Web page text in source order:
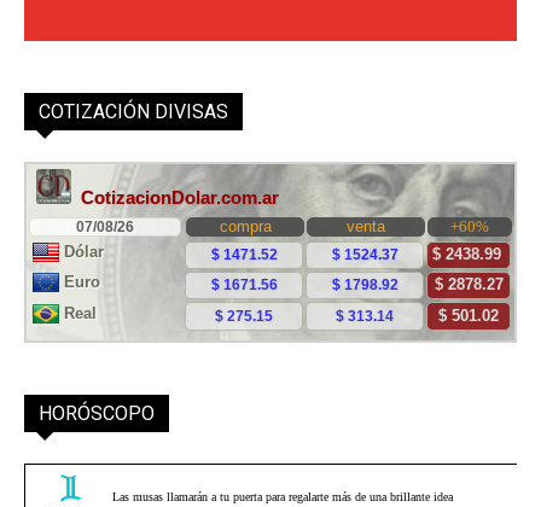
COTIZACIÓN DIVISAS
HORÓSCOPO